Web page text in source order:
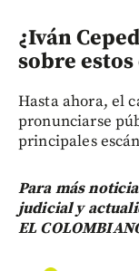
¿Iván
sobre estos
Hasta ahora, el
pronunciarse
principales
Para más
judicial y
EL